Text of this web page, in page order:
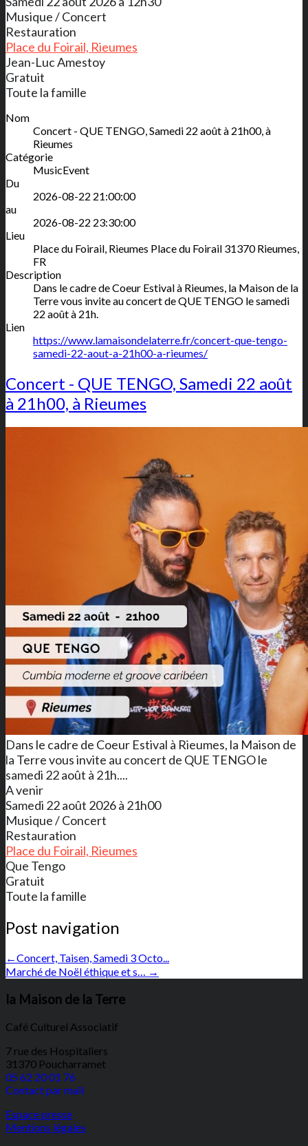
Musique / Concert
Restauration
Place du Foirail, Rieumes
Jean-Luc Amestoy
Gratuit
Toute la famille
Nom
Concert - QUE TENGO, Samedi 22 août à 21h00, à
Rieumes
Catégorie
MusicEvent
Du
2026-08-22 21:00:00
au
2026-08-22 23:30:00
Lieu
Place du Foirail, Rieumes Place du Foirail 31370 Rieumes,
FR
Description
Dans le cadre de Coeur Estival à Rieumes, la Maison de la
Terre vous invite au concert de QUE TENGO le samedi
22 août à 21h.
Lien
https://www.lamaisondelaterre.fr/concert-que-tengo-
samedi-22-aout-a-21h00-a-rieumes/
Concert - QUE TENGO, Samedi 22 août
à 21h00, à Rieumes
Dans le cadre de Coeur Estival à Rieumes, la Maison de
la Terre vous invite au concert de QUE TENGO le
samedi 22 août à 21h....
A venir
Samedi 22 août 2026 à 21h00
Musique / Concert
Restauration
Place du Foirail, Rieumes
Que Tengo
Gratuit
Toute la famille
Post navigation
←Concert, Taisen, Samedi 3 Octo...
Marché de Noël éthique et s… →
la Maison de la Terre
Café Culturel Associatif
7 rue des Hospitaliers
31370 Poucharramet
05 62 20 01 76
Contact par mail
Espace presse
Mentions légales